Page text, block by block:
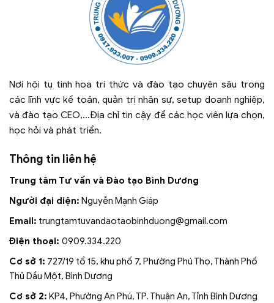
Nơi hội tụ tinh hoa tri thức và đào tạo chuyên sâu trong
các lĩnh vực kế toán, quản trị nhân sự, setup doanh nghiệp,
và đào tạo CEO,...Địa chỉ tin cậy để các học viên lựa chọn,
học hỏi và phát triển.
Thông tin liên hệ
Trung tâm Tư vấn và Đào tạo Bình Dương
Người đại diện: Nguyễn Mạnh Giáp
Email: trungtamtuvandaotaobinhduong@gmail.com
Điện thoại: 0909.334.220
Cơ sở 1: 727/19 tổ 15, khu phố 7, Phường Phú Thọ, Thành Phố
Thủ Dầu Một, Bình Dương
Cơ sở 2: KP4, Phường An Phú, TP. Thuận An, Tỉnh Bình Dương